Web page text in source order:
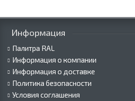
Информация
Палитра RAL
Информация о компании
Информация о доставке
Политика безопасности
Условия соглашения